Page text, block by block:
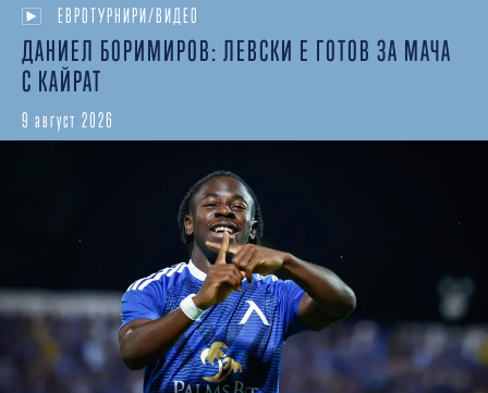
ЕВРОТУРНИРИ/ВИДЕО
ДАНИЕЛ БОРИМИРОВ: ЛЕВСКИ Е ГОТОВ ЗА МАЧА
С КАЙРАТ
9 август 2026